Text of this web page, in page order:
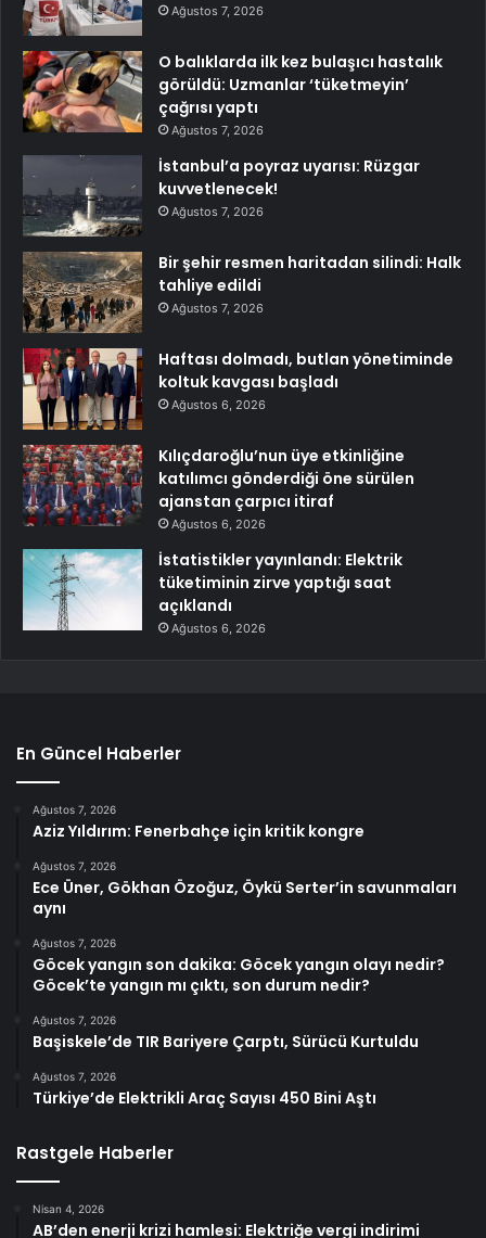
Ağustos 7, 2026
O balıklarda ilk kez bulaşıcı hastalık
görüldü: Uzmanlar ‘tüketmeyin’
çağrısı yaptı
Ağustos 7, 2026
İstanbul’a poyraz uyarısı: Rüzgar
kuvvetlenecek!
Ağustos 7, 2026
Bir şehir resmen haritadan silindi: Halk
tahliye edildi
Ağustos 7, 2026
Haftası dolmadı, butlan yönetiminde
koltuk kavgası başladı
Ağustos 6, 2026
Kılıçdaroğlu’nun üye etkinliğine
katılımcı gönderdiği öne sürülen
ajanstan çarpıcı itiraf
Ağustos 6, 2026
İstatistikler yayınlandı: Elektrik
tüketiminin zirve yaptığı saat
açıklandı
Ağustos 6, 2026
En Güncel Haberler
Ağustos 7, 2026
Aziz Yıldırım: Fenerbahçe için kritik kongre
Ağustos 7, 2026
Ece Üner, Gökhan Özoğuz, Öykü Serter’in savunmaları
aynı
Ağustos 7, 2026
Göcek yangın son dakika: Göcek yangın olayı nedir?
Göcek’te yangın mı çıktı, son durum nedir?
Ağustos 7, 2026
Başiskele’de TIR Bariyere Çarptı, Sürücü Kurtuldu
Ağustos 7, 2026
Türkiye’de Elektrikli Araç Sayısı 450 Bini Aştı
Rastgele Haberler
Nisan 4, 2026
AB’den enerji krizi hamlesi: Elektriğe vergi indirimi